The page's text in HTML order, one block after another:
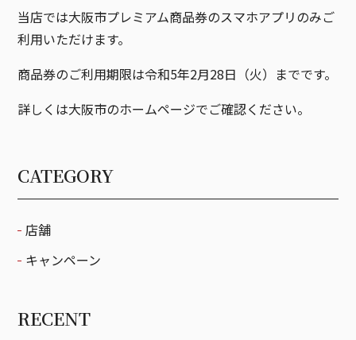
当店では大阪市プレミアム商品券のスマホアプリのみご
利用いただけます。
商品券のご利用期限は令和5年2月28日（火）までです。
詳しくは大阪市のホームページでご確認ください。
CATEGORY
店舗
キャンペーン
RECENT